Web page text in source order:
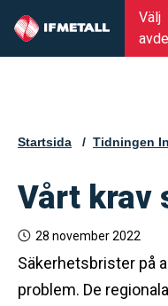
Välj
Startsida Tidningen
Vårt krav
28 november 2022
Säkerhetsbrister på
problem. De